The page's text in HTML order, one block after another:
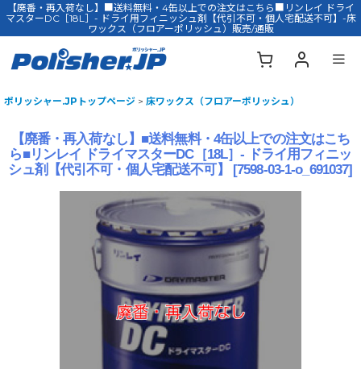
【廃番・再入荷なし】■送料無料・4缶以上での注文はこちら■リンレイ ドライ
マスターDC［18L］- ドライ用フィニッシュ剤【代引不可・個人宅配送不可】-床
ワックス（フロアーポリッシュ）販売/通販
ポリッシャー.JPトップページ > 床ワックス（フロアーポリッシュ）
【廃番・再入荷なし】■送料無料・4缶以上での注文はこち
ら■リンレイ ドライマスターDC［18L］- ドライ用フィニッ
シュ剤【代引不可・個人宅配送不可】
[7598-03-1-o_691037]